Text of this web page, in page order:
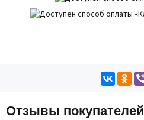
Отзывы покупателей